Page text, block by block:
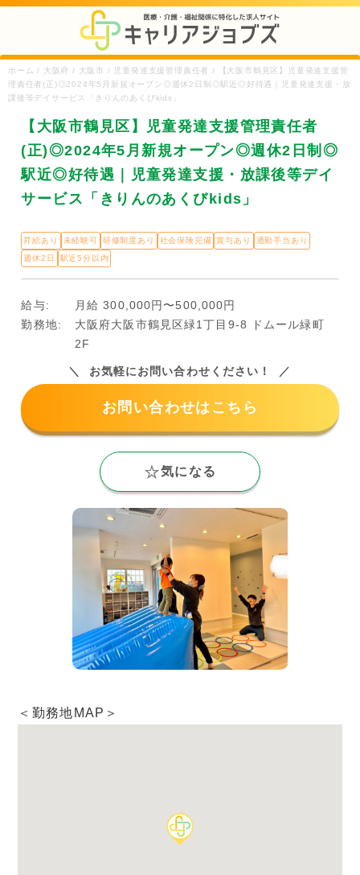
ホーム / 大阪府 / 大阪市 / 児童発達支援管理責任者 / 【大阪市鶴見区】児童発達支援管
理責任者(正)◎2024年5月新規オープン◎週休2日制◎駅近◎好待遇｜児童発達支援・放
課後等デイサービス「きりんのあくびkids」
【大阪市鶴見区】児童発達支援管理責任者
(正)◎2024年5月新規オープン◎週休2日制◎
駅近◎好待遇｜児童発達支援・放課後等デイ
サービス「きりんのあくびkids」
昇給あり 未経験可 研修制度あり 社会保険完備 賞与あり
通勤手当あり
週休2日
駅近5分以内
給与:
月給 300,000円〜500,000円
勤務地:
大阪府大阪市鶴見区緑1丁目9-8 ドムール緑町
2F
お気軽にお問い合わせください！
お問い合わせはこちら
気になる
＜勤務地MAP＞